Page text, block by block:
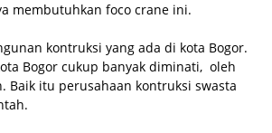
membutuhkan foco crane ini.
kontruksi yang ada di kota Bogor.
Bogor cukup banyak diminati, oleh
Baik itu perusahaan kontruksi swasta